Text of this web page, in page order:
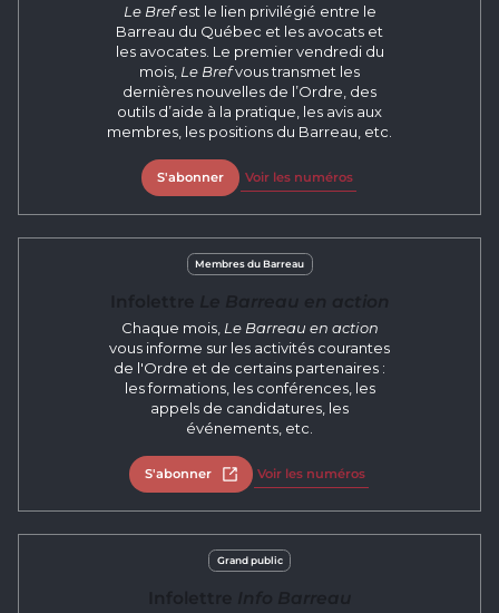
Le Brefest le lien privilégié entre le
Barreau du Québec et les avocats et
les avocates. Le premier vendredi du
mois, Le Brefvous transmet les
dernières nouvelles de l’Ordre, des
outils d’aide à la pratique, les avis aux
membres, les positions du Barreau, etc.
S'abonner Voir les numéros
Membres du Barreau
Chaque mois, Le Barreau en action
vous informe sur les activités courantes
de l'Ordre et de certains partenaires :
les formations, les conférences, les
appels de candidatures, les
événements, etc.
S'abonner Ouvrir dans un nouvel onglet
Voir les numéros
Grand public